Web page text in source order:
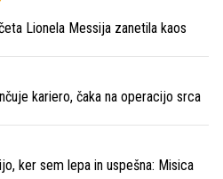
Lionela Messija zanetila kaos
kariero, čaka na operacijo srca
ker sem lepa in uspešna: Misica